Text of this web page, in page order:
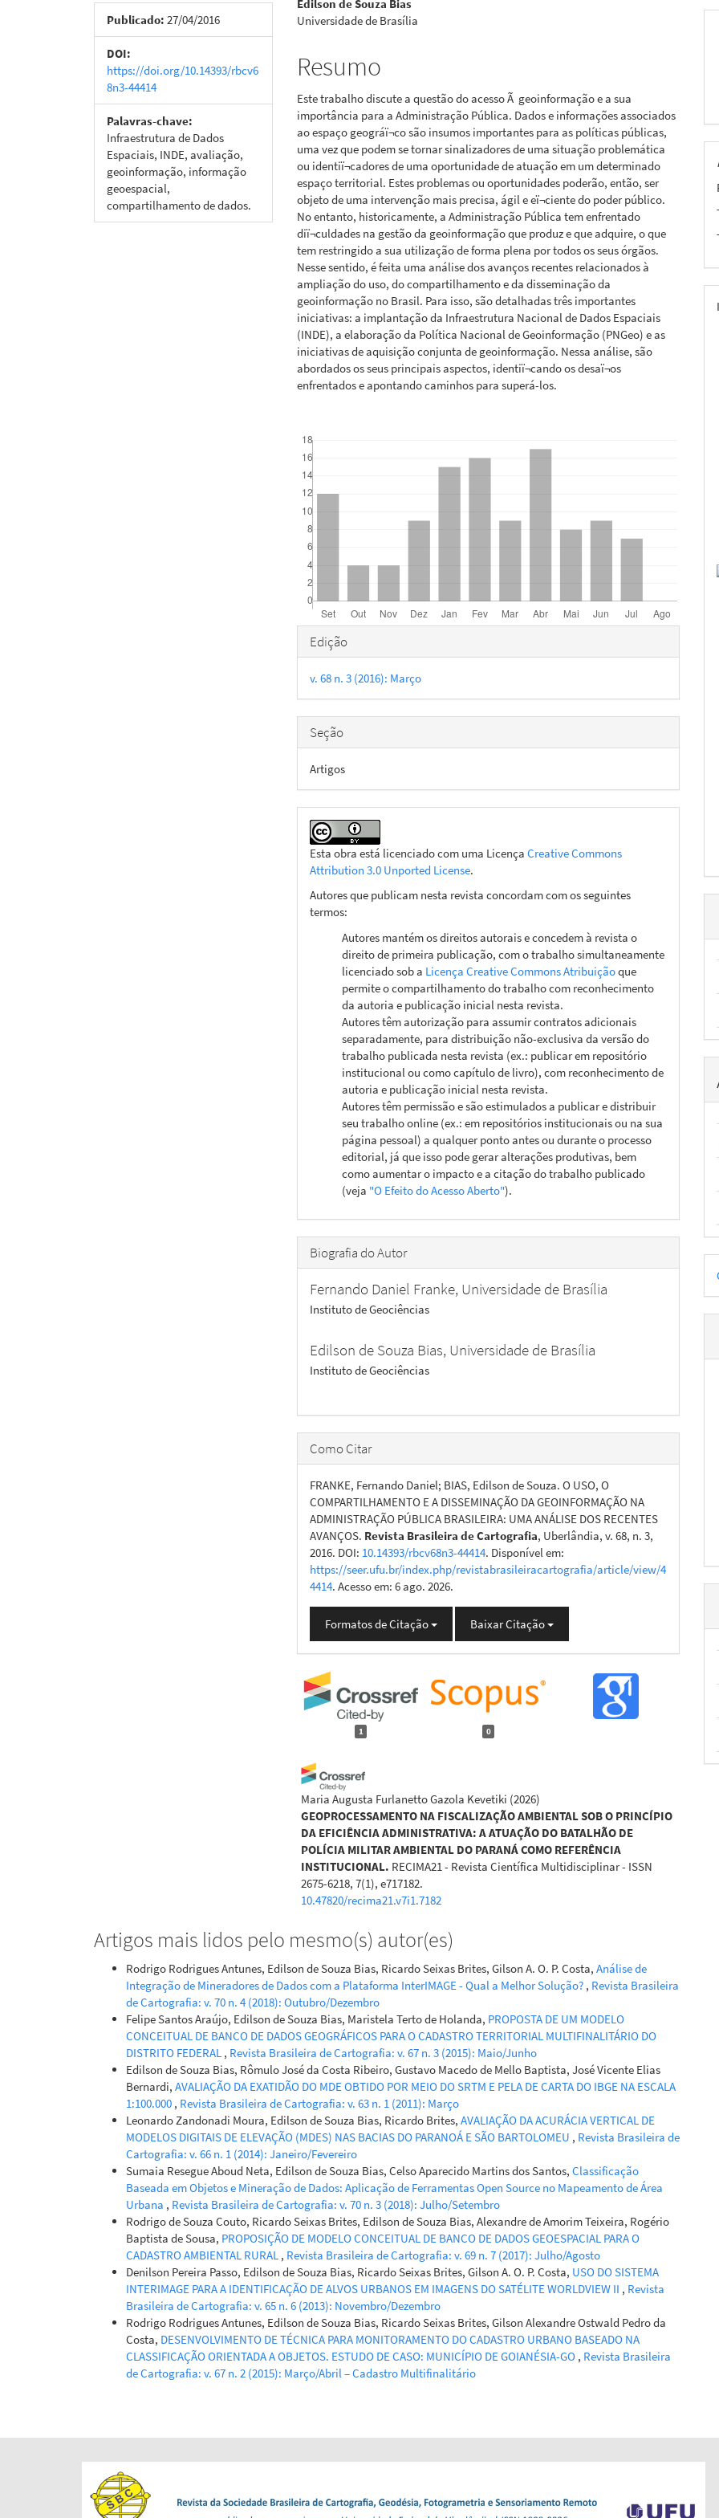
de
artigos
Publicado: 27/04/2016
DOI:
https://doi.org/10.14393/rbcv6
8n3-44414
Palavras-chave:
Infraestrutura de Dados
Espaciais, INDE, avaliação,
geoinformação, informação
geoespacial,
compartilhamento de dados.
artigo
principal
Edilson de Souza Bias
Universidade de Brasília
Resumo
Este trabalho discute a questão do acesso Ã geoinformação e a sua
importância para a Administração Pública. Dados e informações associados
ao espaço geográï¬co são insumos importantes para as políticas públicas,
uma vez que podem se tornar sinalizadores de uma situação problemática
ou identiï¬cadores de uma oportunidade de atuação em um determinado
espaço territorial. Estes problemas ou oportunidades poderão, então, ser
objeto de uma intervenção mais precisa, ágil e eï¬ciente do poder público.
No entanto, historicamente, a Administração Pública tem enfrentado
diï¬culdades na gestão da geoinformação que produz e que adquire, o que
tem restringido a sua utilização de forma plena por todos os seus órgãos.
Nesse sentido, é feita uma análise dos avanços recentes relacionados à
ampliação do uso, do compartilhamento e da disseminação da
geoinformação no Brasil. Para isso, são detalhadas três importantes
iniciativas: a implantação da Infraestrutura Nacional de Dados Espaciais
(INDE), a elaboração da Política Nacional de Geoinformação (PNGeo) e as
iniciativas de aquisição conjunta de geoinformação. Nessa análise, são
abordados os seus principais aspectos, identiï¬cando os desaï¬os
enfrentados e apontando caminhos para superá-los.
Detalhes
do
artigo
Edição
v. 68 n. 3 (2016): Março
Seção
Artigos
Esta obra está licenciado com uma LicençaCreative Commons
Attribution 3.0 Unported License.
Autores que publicam nesta revista concordam com os seguintes
termos:
Autores mantém os direitos autorais e concedem à revista o
direito de primeira publicação, com o trabalho simultaneamente
licenciado sob a Licença Creative Commons Atribuiçãoque
permite o compartilhamento do trabalho com reconhecimento
da autoria e publicação inicial nesta revista.
Autores têm autorização para assumir contratos adicionais
separadamente, para distribuição não-exclusiva da versão do
trabalho publicada nesta revista (ex.: publicar em repositório
institucional ou como capítulo de livro), com reconhecimento de
autoria e publicação inicial nesta revista.
Autores têm permissão e são estimulados a publicar e distribuir
seu trabalho online (ex.: em repositórios institucionais ou na sua
página pessoal) a qualquer ponto antes ou durante o processo
editorial, já que isso pode gerar alterações produtivas, bem
como aumentar o impacto e a citação do trabalho publicado
(veja "O Efeito do Acesso Aberto").
Biografia do Autor
Fernando Daniel Franke, Universidade de Brasília
Instituto de Geociências
Edilson de Souza Bias, Universidade de Brasília
Instituto de Geociências
Como Citar
FRANKE, Fernando Daniel; BIAS, Edilson de Souza. O USO, O
COMPARTILHAMENTO E A DISSEMINAÇÃO DA GEOINFORMAÇÃO NA
ADMINISTRAÇÃO PÚBLICA BRASILEIRA: UMA ANÁLISE DOS RECENTES
AVANÇOS. Revista Brasileira de Cartografia, Uberlândia, v. 68, n. 3,
2016. DOI: 10.14393/rbcv68n3-44414. Disponível em:
https://seer.ufu.br/index.php/revistabrasileiracartografia/article/view/4
4414. Acesso em: 6 ago. 2026.
Formatos de Citação Baixar Citação
1 0
Maria Augusta Furlanetto Gazola Kevetiki (2026)
GEOPROCESSAMENTO NA FISCALIZAÇÃO AMBIENTAL SOB O PRINCÍPIO
DA EFICIÊNCIA ADMINISTRATIVA: A ATUAÇÃO DO BATALHÃO DE
POLÍCIA MILITAR AMBIENTAL DO PARANÁ COMO REFERÊNCIA
INSTITUCIONAL. RECIMA21 - Revista Científica Multidisciplinar - ISSN
2675-6218, 7(1), e717182.
10.47820/recima21.v7i1.7182
Artigos mais lidos pelo mesmo(s) autor(es)
Rodrigo Rodrigues Antunes, Edilson de Souza Bias, Ricardo Seixas Brites, Gilson A. O. P. Costa, Análise de
Integração de Mineradores de Dados com a Plataforma InterIMAGE - Qual a Melhor Solução? , Revista Brasileira
de Cartografia: v. 70 n. 4 (2018): Outubro/Dezembro
Felipe Santos Araújo, Edilson de Souza Bias, Maristela Terto de Holanda, PROPOSTA DE UM MODELO
CONCEITUAL DE BANCO DE DADOS GEOGRÁFICOS PARA O CADASTRO TERRITORIAL MULTIFINALITÁRIO DO
DISTRITO FEDERAL , Revista Brasileira de Cartografia: v. 67 n. 3 (2015): Maio/Junho
Edilson de Souza Bias, Rômulo José da Costa Ribeiro, Gustavo Macedo de Mello Baptista, José Vicente Elias
Bernardi, AVALIAÇÃO DA EXATIDÃO DO MDE OBTIDO POR MEIO DO SRTM E PELA DE CARTA DO IBGE NA ESCALA
1:100.000 , Revista Brasileira de Cartografia: v. 63 n. 1 (2011): Março
Leonardo Zandonadi Moura, Edilson de Souza Bias, Ricardo Brites, AVALIAÇÃO DA ACURÁCIA VERTICAL DE
MODELOS DIGITAIS DE ELEVAÇÃO (MDES) NAS BACIAS DO PARANOÁ E SÃO BARTOLOMEU , Revista Brasileira de
Cartografia: v. 66 n. 1 (2014): Janeiro/Fevereiro
Sumaia Resegue Aboud Neta, Edilson de Souza Bias, Celso Aparecido Martins dos Santos, Classificação
Baseada em Objetos e Mineração de Dados: Aplicação de Ferramentas Open Source no Mapeamento de Área
Urbana , Revista Brasileira de Cartografia: v. 70 n. 3 (2018): Julho/Setembro
Rodrigo de Souza Couto, Ricardo Seixas Brites, Edilson de Souza Bias, Alexandre de Amorim Teixeira, Rogério
Baptista de Sousa, PROPOSIÇÃO DE MODELO CONCEITUAL DE BANCO DE DADOS GEOESPACIAL PARA O
CADASTRO AMBIENTAL RURAL , Revista Brasileira de Cartografia: v. 69 n. 7 (2017): Julho/Agosto
Denilson Pereira Passo, Edilson de Souza Bias, Ricardo Seixas Brites, Gilson A. O. P. Costa, USO DO SISTEMA
INTERIMAGE PARA A IDENTIFICAÇÃO DE ALVOS URBANOS EM IMAGENS DO SATÉLITE WORLDVIEW II , Revista
Brasileira de Cartografia: v. 65 n. 6 (2013): Novembro/Dezembro
Rodrigo Rodrigues Antunes, Edilson de Souza Bias, Ricardo Seixas Brites, Gilson Alexandre Ostwald Pedro da
Costa, DESENVOLVIMENTO DE TÉCNICA PARA MONITORAMENTO DO CADASTRO URBANO BASEADO NA
CLASSIFICAÇÃO ORIENTADA A OBJETOS. ESTUDO DE CASO: MUNICÍPIO DE GOIANÉSIA-GO , Revista Brasileira
de Cartografia: v. 67 n. 2 (2015): Março/Abril – Cadastro Multifinalitário